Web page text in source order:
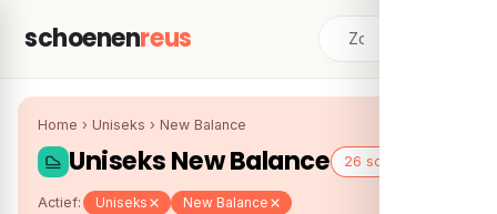
schoenenreus
Home › Uniseks › New Balance
Uniseks New Balance 26 schoenen
Actief: Uniseks New Balance